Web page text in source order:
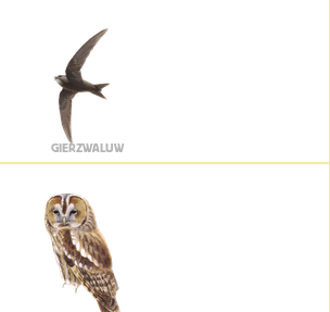
GIERZWALUW